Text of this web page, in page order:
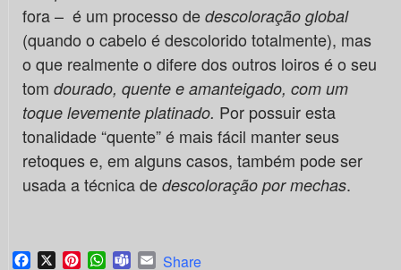
fora – é um processo de descoloração global
(quando o cabelo é descolorido totalmente), mas
o que realmente o difere dos outros loiros é o seu
tom dourado, quente e amanteigado, com um
toque levemente platinado. Por possuir esta
tonalidade“quente” é mais fácil manter seus
retoques e, em alguns casos, também pode ser
usada a técnica de descoloração por mechas.
Facebook
X PinterestWhatsApp
TeamsEmail
Share